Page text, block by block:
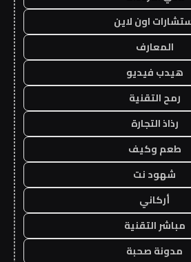
اون لاين
المعارف
هيدب فيديو
رمح التقنية
رذاذ التجارة
طعم وكيف
شهود نت
أركاني
مباشر التقنية
مدونة صحبة